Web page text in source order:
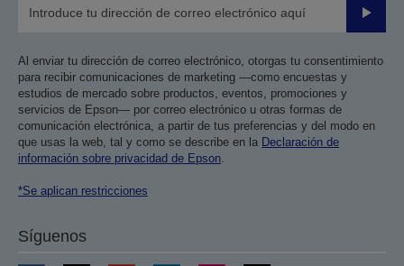
Enviar
Al enviar tu dirección de correo electrónico, otorgas tu consentimiento
para recibir comunicaciones de marketing —como encuestas y
estudios de mercado sobre productos, eventos, promociones y
servicios de Epson— por correo electrónico u otras formas de
comunicación electrónica, a partir de tus preferencias y del modo en
que usas la web, tal y como se describe en la Declaración de
información sobre privacidad de Epson.
*Se aplican restricciones
Síguenos